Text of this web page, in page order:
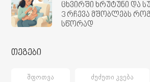
ცხვირში ხრუტუნი და
3 რჩევა მშობლებს
სწორად
თეგები
ᲨᲤᲝᲗᲕᲐ ᲫᲣᲫᲣᲗᲘ ᲙᲕᲔᲑᲐ